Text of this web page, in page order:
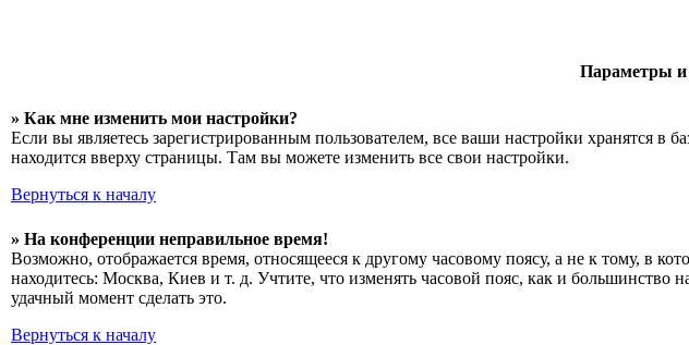
Параметры и
» Как мне изменить мои настройки?
Если вы являетесь зарегистрированным пользователем, все ваши настройки хранятся
находится вверху страницы. Там вы можете изменить все свои настройки.
Вернуться к началу
» На конференции неправильное время!
Возможно, отображается время, относящееся к другому часовому поясу, а не к тому, в
находитесь: Москва, Киев и т. д. Учтите, что изменять часовой пояс, как и большинство
удачный момент сделать это.
Вернуться к началу